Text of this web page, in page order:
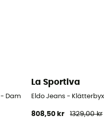
- Dam
La Sportiva
Eldo Jeans -
808,50 kr 1329,00 kr